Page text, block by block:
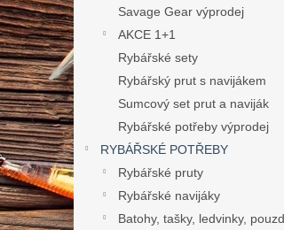
Savage Gear výprodej
AKCE 1+1
Rybářské sety
Rybářský prut s navijákem
Sumcový set prut a naviják
Rybářské potřeby výprodej
RYBÁŘSKÉ POTŘEBY
Rybářské pruty
Rybářské navijáky
Batohy, tašky, ledvinky,